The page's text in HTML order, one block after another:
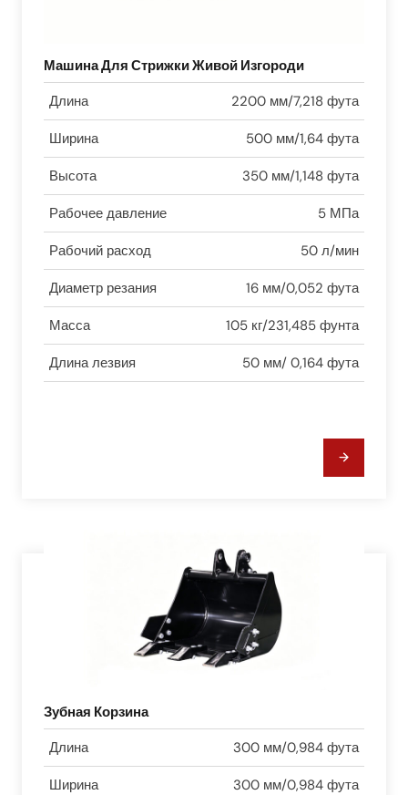
Машина Для Стрижки Живой Изгороди
Длина 2200 мм/7,218 фута
Ширина 500 мм/1,64 фута
Высота 350 мм/1,148 фута
Рабочее давление 5 МПа
Рабочий расход 50 л/мин
Диаметр резания 16 мм/0,052 фута
Масса 105 кг/231,485 фунта
Длина лезвия 50 мм/ 0,164 фута
Зубная Корзина
Длина 300 мм/0,984 фута
Ширина 300 мм/0,984 фута